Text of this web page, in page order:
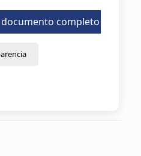
completo